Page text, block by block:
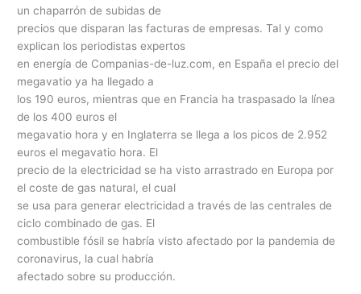
un chaparrón de subidas de
precios que disparan las facturas de empresas. Tal y como
explican los periodistas expertos
en energía de Companias-de-luz.com, en España el precio del
megavatio ya ha llegado a
los 190 euros, mientras que en Francia ha traspasado la línea
de los 400 euros el
megavatio hora y en Inglaterra se llega a los picos de 2.952
euros el megavatio hora. El
precio de la electricidad se ha visto arrastrado en Europa por
el coste de gas natural, el cual
se usa para generar electricidad a través de las centrales de
ciclo combinado de gas. El
combustible fósil se habría visto afectado por la pandemia de
coronavirus, la cual habría
afectado sobre su producción.